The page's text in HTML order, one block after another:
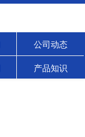
公司动态
产品知识